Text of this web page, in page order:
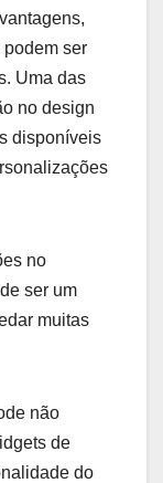
ser
Uma das
no design
disponíveis
no
ser um
muitas
não
de
do